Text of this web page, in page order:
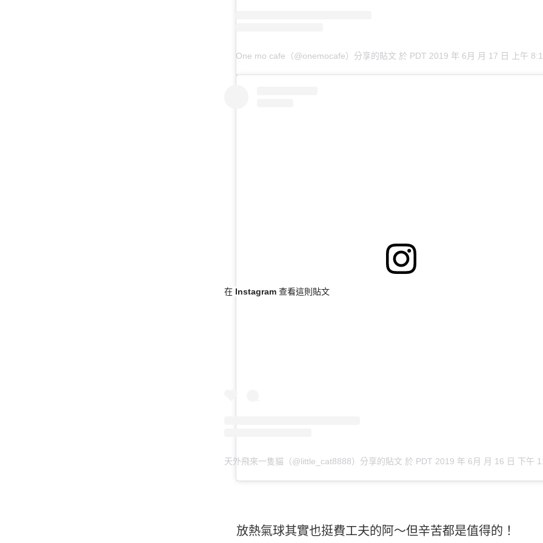
One mo cafe（@onemocafe）分享的貼文 於 PDT 2019 年 6月 月 17 日 上午
在 Instagram 查看這則貼文
天外飛來一隻貓（@little_cat8888）分享的貼文 於 PDT 2019 年 6月 月 16 日 下午
放熱氣球其實也挺費工夫的阿～但辛苦都是值得的！